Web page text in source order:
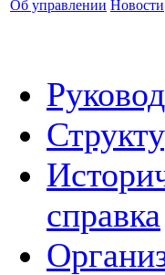
Об управлении Новости
справка